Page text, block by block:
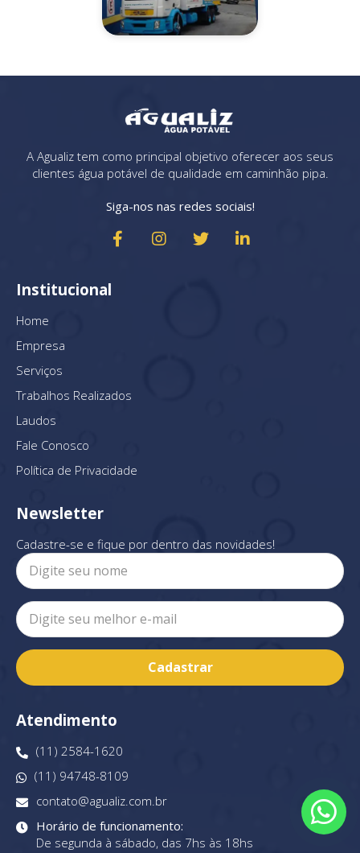
A Agualiz tem como principal objetivo oferecer aos seus
clientes água potável de qualidade em caminhão pipa.
Siga-nos nas redes sociais!
Institucional
Home
Empresa
Serviços
Trabalhos Realizados
Laudos
Fale Conosco
Política de Privacidade
Newsletter
Cadastre-se e fique por dentro das novidades!
Cadastrar
Atendimento
(11) 2584-1620
(11) 94748-8109
contato@agualiz.com.br
Horário de funcionamento:
De segunda à sábado, das 7hs às 18hs